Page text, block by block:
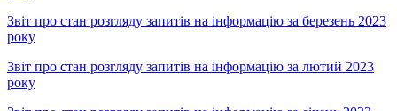
Звіт про стан розгляду запитів на інформацію за березень 2023
року
Звіт про стан розгляду запитів на інформацію за лютий 2023
року